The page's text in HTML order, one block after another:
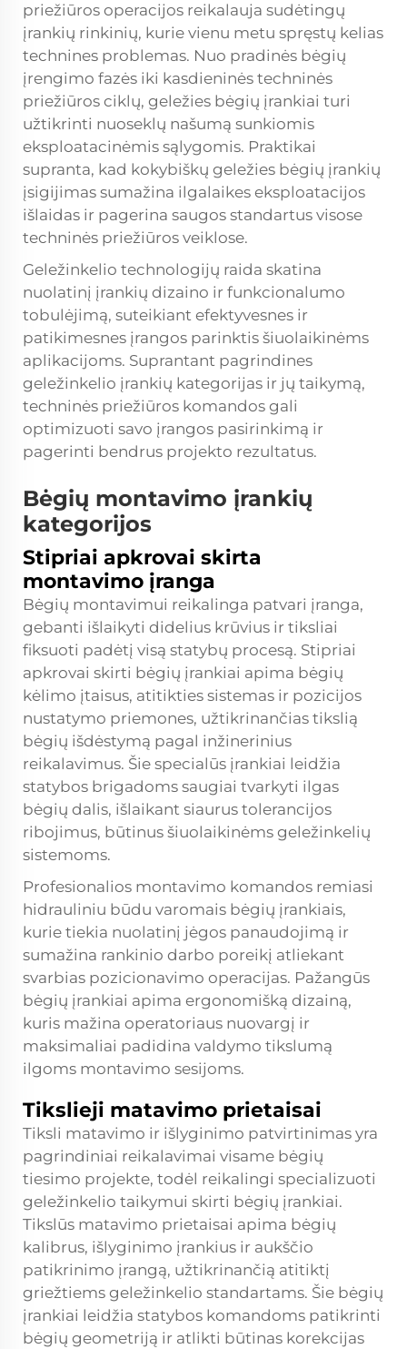
priežiūros operacijos reikalauja sudėtingų
įrankių rinkinių, kurie vienu metu spręstų kelias
technines problemas. Nuo pradinės bėgių
įrengimo fazės iki kasdieninės techninės
priežiūros ciklų, geležies bėgių įrankiai turi
užtikrinti nuoseklų našumą sunkiomis
eksploatacinėmis sąlygomis. Praktikai
supranta, kad kokybiškų geležies bėgių įrankių
įsigijimas sumažina ilgalaikes eksploatacijos
išlaidas ir pagerina saugos standartus visose
techninės priežiūros veiklose.
Geležinkelio technologijų raida skatina
nuolatinį įrankių dizaino ir funkcionalumo
tobulėjimą, suteikiant efektyvesnes ir
patikimesnes įrangos parinktis šiuolaikinėms
aplikacijoms. Suprantant pagrindines
geležinkelio įrankių kategorijas ir jų taikymą,
techninės priežiūros komandos gali
optimizuoti savo įrangos pasirinkimą ir
pagerinti bendrus projekto rezultatus.
Bėgių montavimo įrankių
kategorijos
Stipriai apkrovai skirta
montavimo įranga
Bėgių montavimui reikalinga patvari įranga,
gebanti išlaikyti didelius krūvius ir tiksliai
fiksuoti padėtį visą statybų procesą. Stipriai
apkrovai skirti bėgių įrankiai apima bėgių
kėlimo įtaisus, atitikties sistemas ir pozicijos
nustatymo priemones, užtikrinančias tikslią
bėgių išdėstymą pagal inžinerinius
reikalavimus. Šie specialūs įrankiai leidžia
statybos brigadoms saugiai tvarkyti ilgas
bėgių dalis, išlaikant siaurus tolerancijos
ribojimus, būtinus šiuolaikinėms geležinkelių
sistemoms.
Profesionalios montavimo komandos remiasi
hidrauliniu būdu varomais bėgių įrankiais,
kurie tiekia nuolatinį jėgos panaudojimą ir
sumažina rankinio darbo poreikį atliekant
svarbias pozicionavimo operacijas. Pažangūs
bėgių įrankiai apima ergonomišką dizainą,
kuris mažina operatoriaus nuovargį ir
maksimaliai padidina valdymo tikslumą
ilgoms montavimo sesijoms.
Tikslieji matavimo prietaisai
Tiksli matavimo ir išlyginimo patvirtinimas yra
pagrindiniai reikalavimai visame bėgių
tiesimo projekte, todėl reikalingi specializuoti
geležinkelio taikymui skirti bėgių įrankiai.
Tikslūs matavimo prietaisai apima bėgių
kalibrus, išlyginimo įrankius ir aukščio
patikrinimo įrangą, užtikrinančią atitiktį
griežtiems geležinkelio standartams. Šie bėgių
įrankiai leidžia statybos komandoms patikrinti
bėgių geometriją ir atlikti būtinas korekcijas